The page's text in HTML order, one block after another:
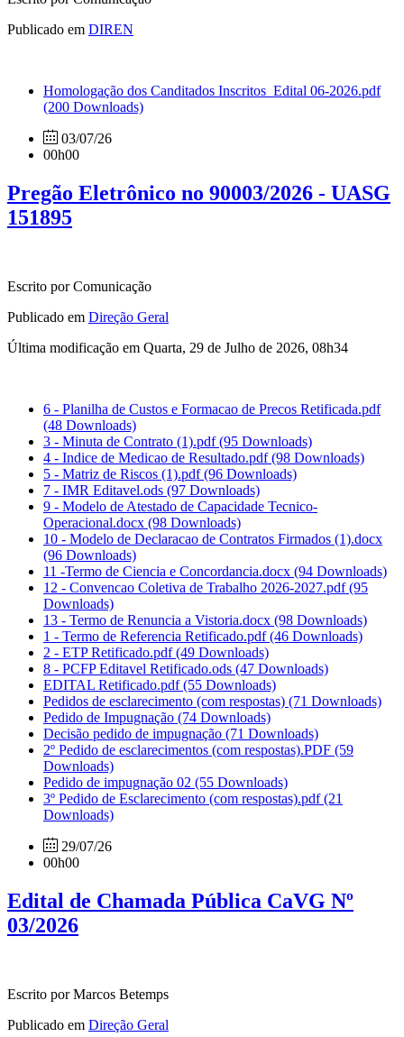
Publicado em DIREN
Homologação dos Canditados Inscritos_Edital 06-2026.pdf
(200 Downloads)
03/07/26
00h00
Pregão Eletrônico no 90003/2026 - UASG
151895
Escrito por Comunicação
Publicado em Direção Geral
Última modificação em Quarta, 29 de Julho de 2026, 08h34
6 - Planilha de Custos e Formacao de Precos Retificada.pdf
(48 Downloads)
3 - Minuta de Contrato (1).pdf(95 Downloads)
4 - Indice de Medicao de Resultado.pdf(98 Downloads)
5 - Matriz de Riscos (1).pdf(96 Downloads)
7 - IMR Editavel.ods (97 Downloads)
9 - Modelo de Atestado de Capacidade Tecnico-
Operacional.docx (98 Downloads)
10 - Modelo de Declaracao de Contratos Firmados (1).docx
(96 Downloads)
11 -Termo de Ciencia e Concordancia.docx (94 Downloads)
12 - Convencao Coletiva de Trabalho 2026-2027.pdf(95
Downloads)
13 - Termo de Renuncia a Vistoria.docx (98 Downloads)
1 - Termo de Referencia Retificado.pdf(46 Downloads)
2 - ETP Retificado.pdf(49 Downloads)
8 - PCFP Editavel Retificado.ods (47 Downloads)
EDITAL Retificado.pdf(55 Downloads)
Pedidos de esclarecimento (com respostas) (71 Downloads)
Pedido de Impugnação (74 Downloads)
Decisão pedido de impugnação (71 Downloads)
2º Pedido de esclarecimentos (com respostas).PDF (59
Downloads)
Pedido de impugnação 02 (55 Downloads)
3º Pedido de Esclarecimento (com respostas).pdf(21
Downloads)
29/07/26
00h00
Edital de Chamada Pública CaVG Nº
03/2026
Escrito por Marcos Betemps
Publicado em Direção Geral